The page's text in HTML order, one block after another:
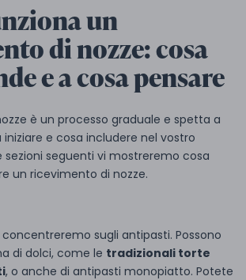
un
di nozze: cosa
e a cosa pensare
è un processo graduale e spetta a
e cosa includere nel vostro
sezioni seguenti vi mostreremo cosa
un ricevimento di nozze.
sugli antipasti. Possono
di dolci, come le tradizionali torte
, o anche di antipasti monopiatto. Potete